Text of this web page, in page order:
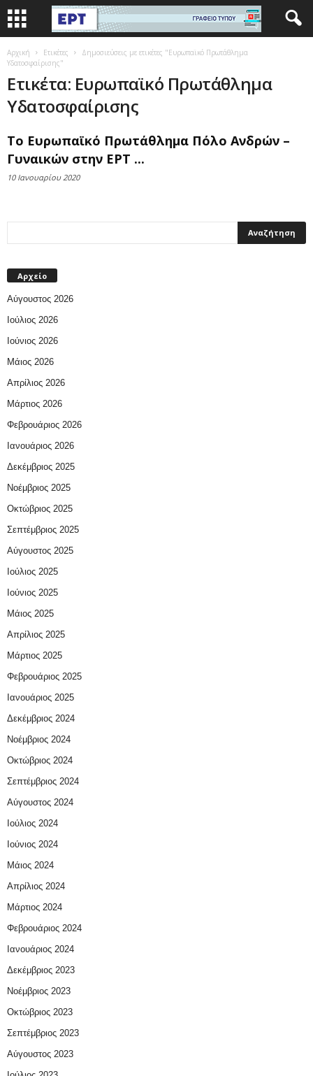
Αρχική Ετικέτες
Δημοσιεύσεις με ετικέτες "Ευρωπαϊκό Πρωτάθλημα
Υδατοσφαίρισης"
Ετικέτα: Ευρωπαϊκό Πρωτάθλημα
Υδατοσφαίρισης
Το Ευρωπαϊκό Πρωτάθλημα Πόλο Ανδρών –
Γυναικών στην ΕΡΤ ...
10 Ιανουαρίου 2020
Αρχείο
Αύγουστος 2026
Ιούλιος 2026
Ιούνιος 2026
Μάιος 2026
Απρίλιος 2026
Μάρτιος 2026
Φεβρουάριος 2026
Ιανουάριος 2026
Δεκέμβριος 2025
Νοέμβριος 2025
Οκτώβριος 2025
Σεπτέμβριος 2025
Αύγουστος 2025
Ιούλιος 2025
Ιούνιος 2025
Μάιος 2025
Απρίλιος 2025
Μάρτιος 2025
Φεβρουάριος 2025
Ιανουάριος 2025
Δεκέμβριος 2024
Νοέμβριος 2024
Οκτώβριος 2024
Σεπτέμβριος 2024
Αύγουστος 2024
Ιούλιος 2024
Ιούνιος 2024
Μάιος 2024
Απρίλιος 2024
Μάρτιος 2024
Φεβρουάριος 2024
Ιανουάριος 2024
Δεκέμβριος 2023
Νοέμβριος 2023
Οκτώβριος 2023
Σεπτέμβριος 2023
Αύγουστος 2023